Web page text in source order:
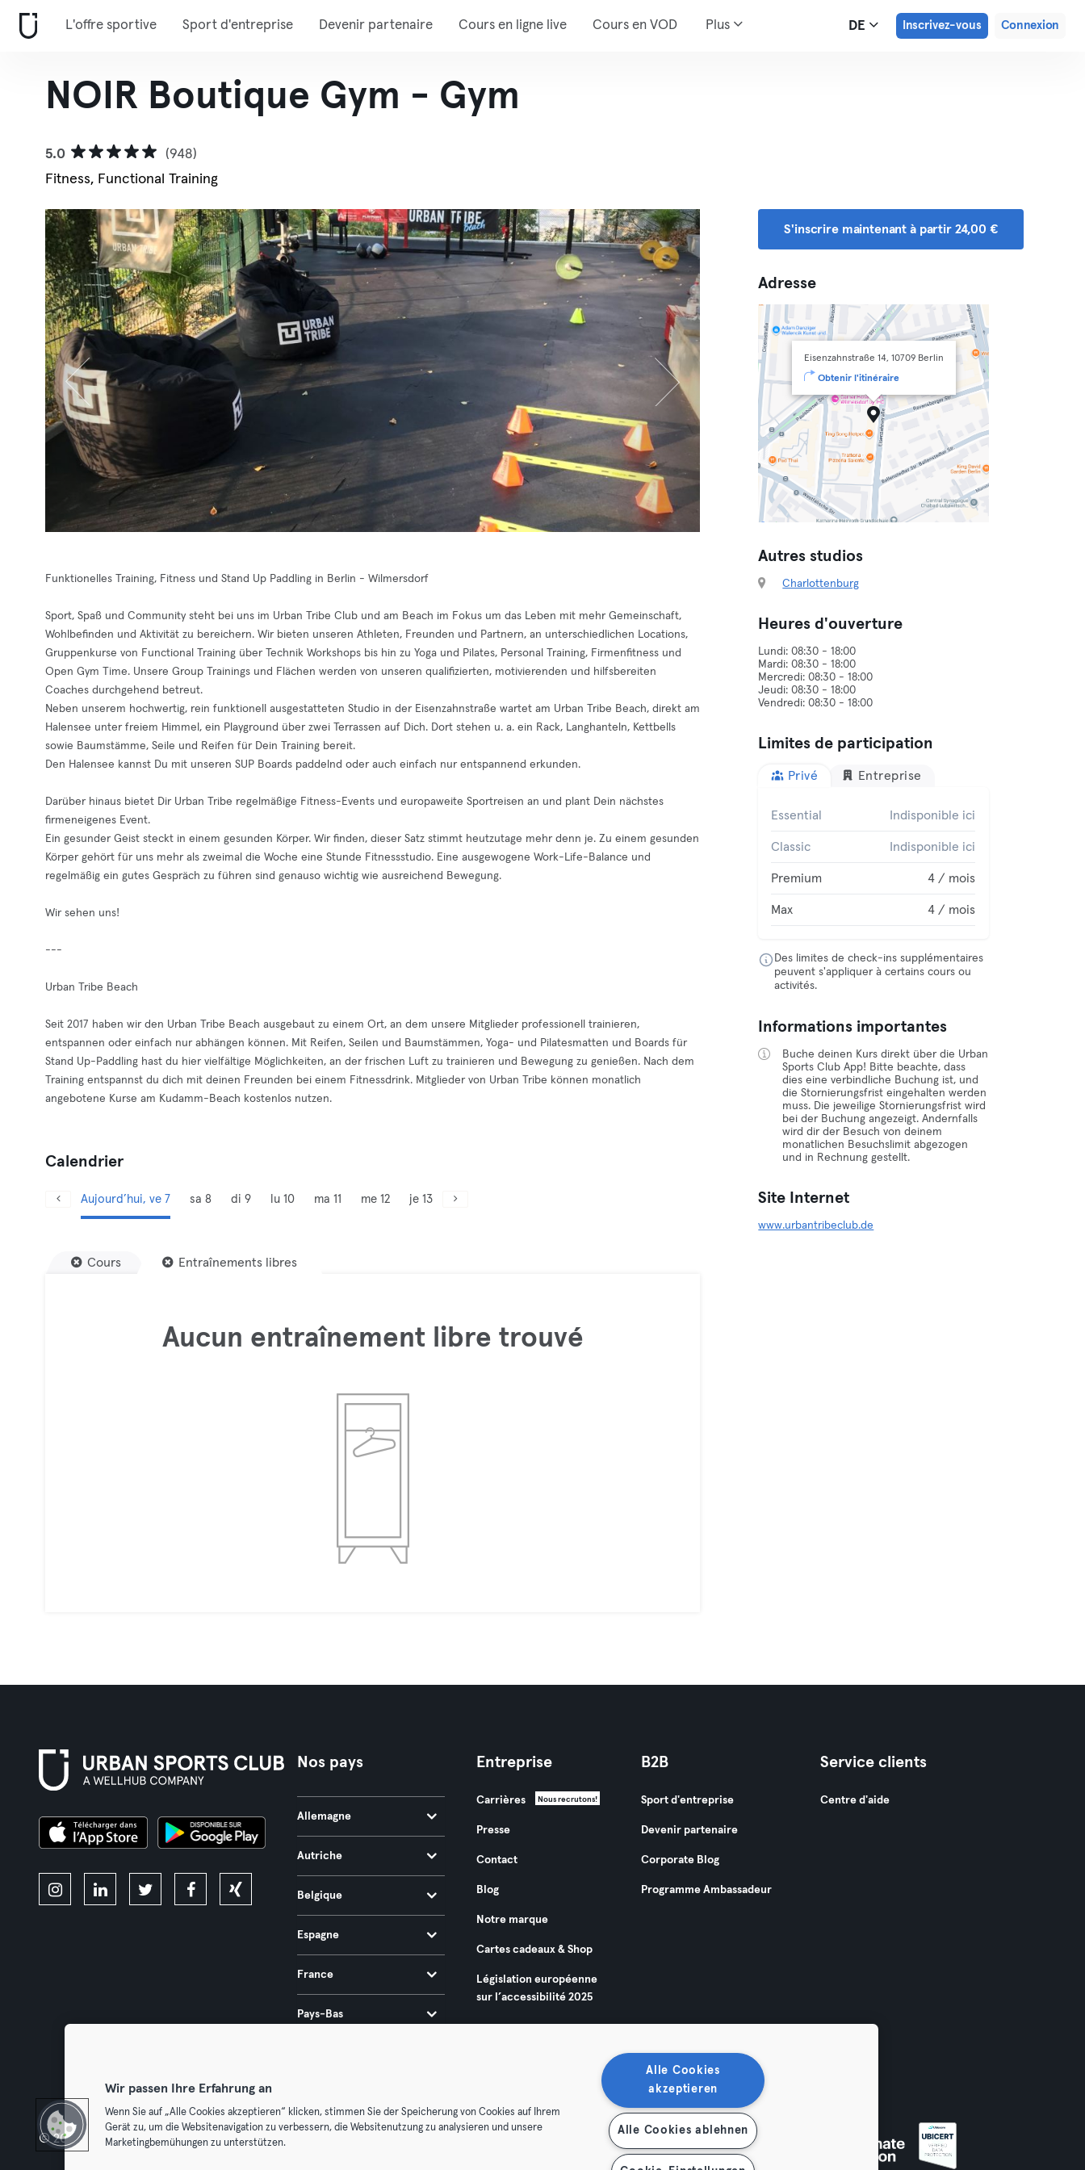
L'offre sportive Sport d'entreprise Devenir partenaire Cours en ligne live Cours en VOD Plus DE Inscrivez-vous Connexion
NOIR Boutique Gym - Gym
5.0
(948)
Fitness, Functional Training
Funktionelles Training, Fitness und Stand Up Paddling in Berlin - Wilmersdorf
Sport, Spaß und Community steht bei uns im Urban Tribe Club und am Beach im Fokus um das Leben mit mehr Gemeinschaft,
Wohlbefinden und Aktivität zu bereichern. Wir bieten unseren Athleten, Freunden und Partnern, an unterschiedlichen Locations,
Gruppenkurse von Functional Training über Technik Workshops bis hin zu Yoga und Pilates, Personal Training, Firmenfitness und
Open Gym Time. Unsere Group Trainings und Flächen werden von unseren qualifizierten, motivierenden und hilfsbereiten
Coaches durchgehend betreut.
Neben unserem hochwertig, rein funktionell ausgestatteten Studio in der Eisenzahnstraße wartet am Urban Tribe Beach, direkt am
Halensee unter freiem Himmel, ein Playground über zwei Terrassen auf Dich. Dort stehen u. a. ein Rack, Langhanteln, Kettbells
sowie Baumstämme, Seile und Reifen für Dein Training bereit.
Den Halensee kannst Du mit unseren SUP Boards paddelnd oder auch einfach nur entspannend erkunden.
Darüber hinaus bietet Dir Urban Tribe regelmäßige Fitness-Events und europaweite Sportreisen an und plant Dein nächstes
firmeneigenes Event.
Ein gesunder Geist steckt in einem gesunden Körper. Wir finden, dieser Satz stimmt heutzutage mehr denn je. Zu einem gesunden
Körper gehört für uns mehr als zweimal die Woche eine Stunde Fitnessstudio. Eine ausgewogene Work-Life-Balance und
regelmäßig ein gutes Gespräch zu führen sind genauso wichtig wie ausreichend Bewegung.
Wir sehen uns!
---
Urban Tribe Beach
Seit 2017 haben wir den Urban Tribe Beach ausgebaut zu einem Ort, an dem unsere Mitglieder professionell trainieren,
entspannen oder einfach nur abhängen können. Mit Reifen, Seilen und Baumstämmen, Yoga- und Pilatesmatten und Boards für
Stand Up-Paddling hast du hier vielfältige Möglichkeiten, an der frischen Luft zu trainieren und Bewegung zu genießen. Nach dem
Training entspannst du dich mit deinen Freunden bei einem Fitnessdrink. Mitglieder von Urban Tribe können monatlich
angebotene Kurse am Kudamm-Beach kostenlos nutzen.
Calendrier
Aujourd’hui, ve 7 sa 8 di 9 lu 10 ma 11 me 12 je 13
Cours Entraînements libres
Aucun entraînement libre trouvé
S'inscrire maintenant à partir 24,00 €
Adresse
Eisenzahnstraße 14, 10709 Berlin
Obtenir l'itinéraire
Autres studios
Charlottenburg
Heures d'ouverture
Lundi: 08:30 - 18:00
Mardi: 08:30 - 18:00
Mercredi: 08:30 - 18:00
Jeudi: 08:30 - 18:00
Limites de participation
Privé Entreprise
Essential Indisponible ici
Classic Indisponible ici
Premium 4 / mois
Max 4 / mois
Des limites de check-ins supplémentaires
peuvent s'appliquer à certains cours ou
activités.
Informations importantes
Buche deinen Kurs direkt über die Urban
Sports Club App! Bitte beachte, dass
dies eine verbindliche Buchung ist, und
die Stornierungsfrist eingehalten werden
muss. Die jeweilige Stornierungsfrist wird
bei der Buchung angezeigt. Andernfalls
wird dir der Besuch von deinem
monatlichen Besuchslimit abgezogen
und in Rechnung gestellt.
Site Internet
www.urbantribeclub.de
Nos pays
Allemagne
Autriche
Belgique
Espagne
France
Pays-Bas
Entreprise
Carrières Nous recrutons!
Presse
Contact
Blog
Notre marque
Cartes cadeaux & Shop
Législation européenne
sur l’accessibilité 2025
B2B
Sport d'entreprise
Devenir partenaire
Corporate Blog
Programme Ambassadeur
Service clients
Centre d'aide
© 2026 Urban Sports Group GmbH. All rights reserved. Mentions légales
Wir passen Ihre Erfahrung an
Wenn Sie auf „Alle Cookies akzeptieren“ klicken, stimmen Sie der Speicherung von Cookies auf Ihrem
Gerät zu, um die Websitenavigation zu verbessern, die Websitenutzung zu analysieren und unsere
Marketingbemühungen zu unterstützen.
Alle Cookies
akzeptieren
Alle Cookies ablehnen